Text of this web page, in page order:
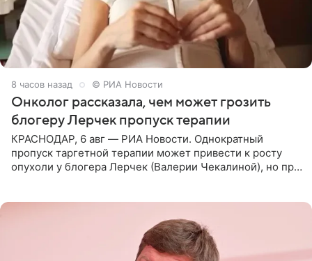
8 часов назад © РИА Новости
Онколог рассказала, чем может грозить
блогеру Лерчек пропуск терапии
КРАСНОДАР, 6 авг — РИА Новости. Однократный
пропуск таргетной терапии может привести к росту
опухоли у блогера Лерчек (Валерии Чекалиной), но при